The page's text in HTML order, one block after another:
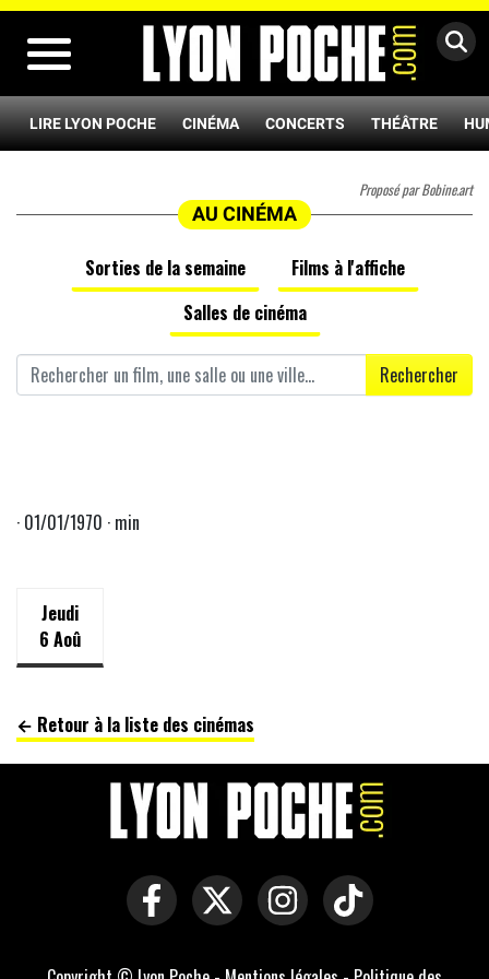
LIRE LYON POCHE CINÉMA CONCERTS THÉÂTRE
Proposé par Bobine.art
AU CINÉMA
Sorties de la semaine
Films à l'affiche
Salles de cinéma
Rechercher
· 01/01/1970 · min
Jeudi
6 Aoû
← Retour à la liste des cinémas